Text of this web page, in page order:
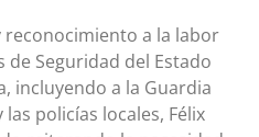
a la labor
de Seguridad del Estado
incluyendo a la Guardia
las policías locales, Félix